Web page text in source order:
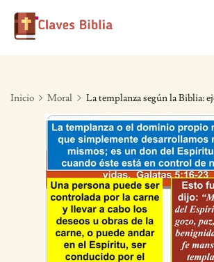
Skip
Inicio Moral La templanza según la Biblia: